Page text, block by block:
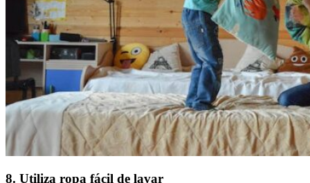
8. Utiliza ropa fácil de lavar